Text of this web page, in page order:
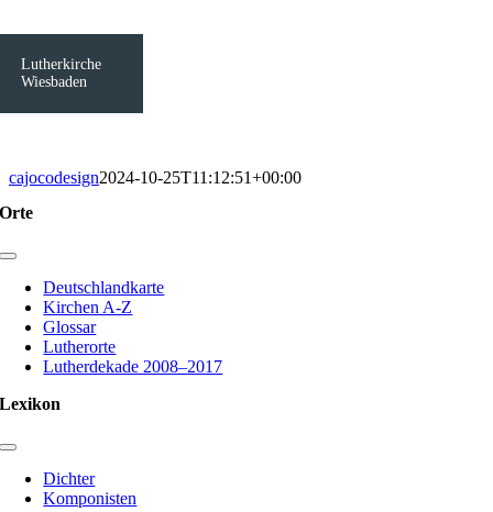
Lutherkirche
Wiesbaden
cajocodesign2024-10-25T11:12:51+00:00
Orte
Toggle
NavigationDeutschlandkarte
Kirchen A-Z
Glossar
Lutherorte
Lutherdekade 2008–2017
Lexikon
Toggle
Navigation
Dichter
Komponisten